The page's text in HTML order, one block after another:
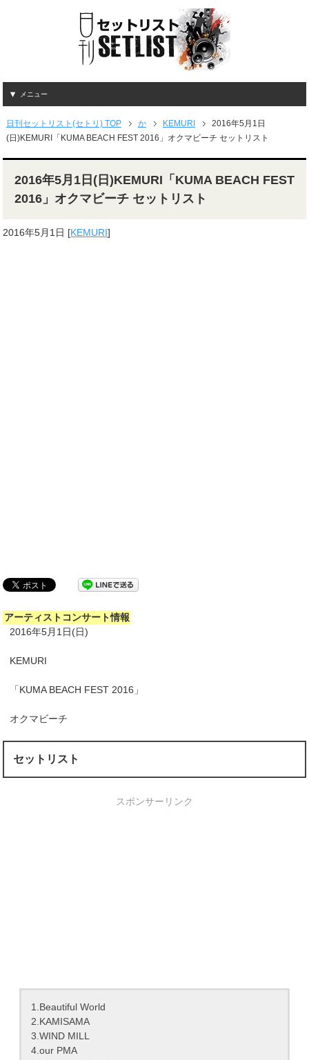
メニュー
日刊セットリスト(セトリ) TOP か KEMURI
2016年5月1日
(日)KEMURI「KUMA BEACH FEST 2016」オクマビーチ セットリスト
2016年5月1日(日)KEMURI「KUMA BEACH FEST
2016」オクマビーチ セットリスト
2016年5月1日 [KEMURI]
アーティストコンサート情報
2016年5月1日(日)
KEMURI
「KUMA BEACH FEST 2016」
オクマビーチ
セットリスト
スポンサーリンク
1.Beautiful World
2.KAMISAMA
3.WIND MILL
4.our PMA